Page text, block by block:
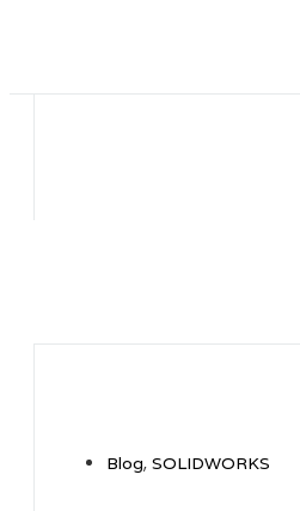
Blog, SOLIDWORKS